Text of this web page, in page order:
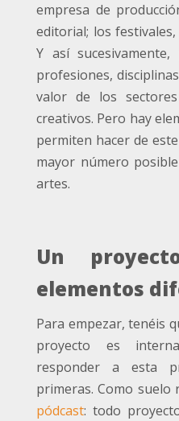
empresa de
editorial; los
Y así
profesiones,
valor de los
creativos. Pero hay
permiten hacer de
mayor número
artes.
Un
elementos
Para empezar, tenéis
proyecto es
responder a esta
primeras. Como suelo
pódcast: todo